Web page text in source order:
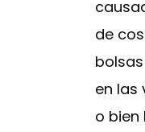
de
en las
o bien